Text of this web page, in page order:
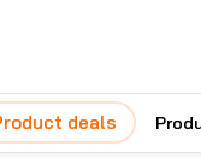
deals